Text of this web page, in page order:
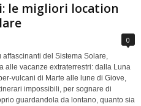
le migliori location
0
del Sistema Solare,
alle vacanze extraterrestri: dalla Luna
vulcani di Marte alle lune di Giove,
impossibili, per sognare di
guardandola da lontano, quanto sia